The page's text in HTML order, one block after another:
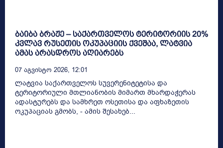
ბაიბა ბრაჟე – საქართველოს ტერიტორიის 20%
კვლავ რუსეთის ოკუპაციის ქვეშაა, ლატვია
ამას არასდროს აღიარებს
07 Აგვისტო 2026, 12:01
ლატვია საქართველოს სუვერენიტეტისა და
ტერიტორიული მთლიანობის მიმართ მხარდაჭერას
ადასტურებს და სამხრეთ ოსეთისა და აფხაზეთის
ოკუპაციას გმობს, - ამის შესახებ...